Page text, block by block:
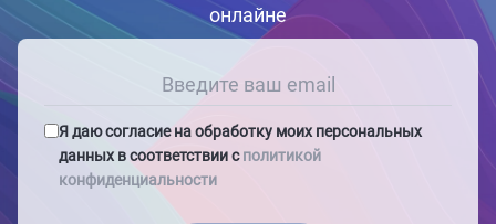
онлайне
Я даю согласие на обработку моих персональных
данных в соответствии с политикой
конфиденциальности